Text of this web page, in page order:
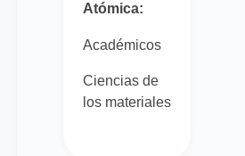
Atómica:
Académicos
Ciencias de
los materiales